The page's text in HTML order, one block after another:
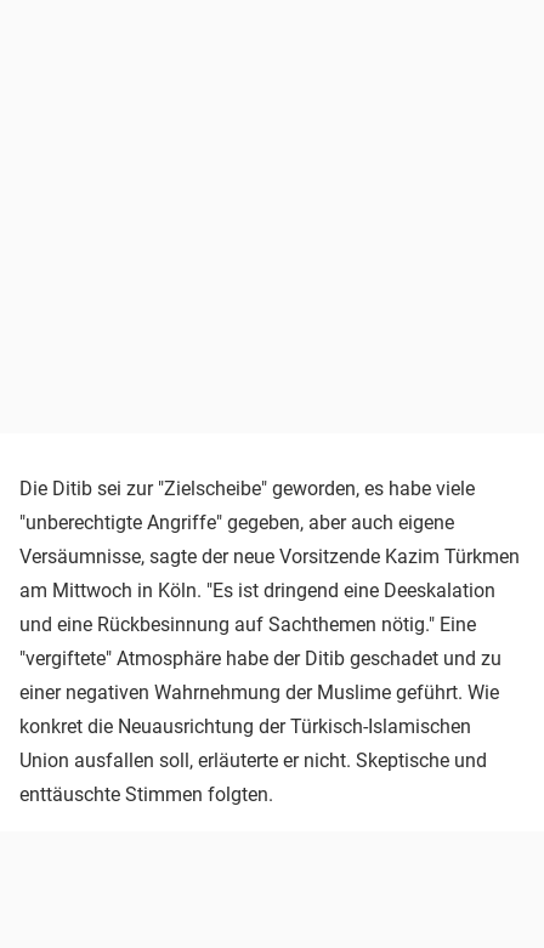
Die Ditib sei zur "Zielscheibe" geworden, es habe viele
"unberechtigte Angriffe" gegeben, aber auch eigene
Versäumnisse, sagte der neue Vorsitzende Kazim Türkmen
am Mittwoch in Köln. "Es ist dringend eine Deeskalation
und eine Rückbesinnung auf Sachthemen nötig." Eine
"vergiftete" Atmosphäre habe der Ditib geschadet und zu
einer negativen Wahrnehmung der Muslime geführt. Wie
konkret die Neuausrichtung der Türkisch-Islamischen
Union ausfallen soll, erläuterte er nicht. Skeptische und
enttäuschte Stimmen folgten.